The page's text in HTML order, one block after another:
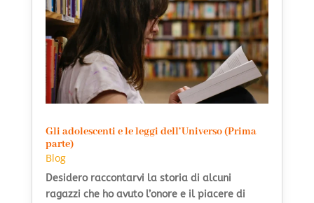
Gli adolescenti e le leggi dell’Universo (Prima
parte)
Blog
Desidero raccontarvi la storia di alcuni
ragazzi che ho avuto l’onore e il piacere di